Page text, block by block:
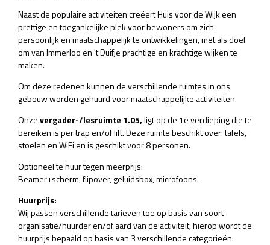
Naast de populaire activiteiten creëert Huis voor de Wijk een
prettige en toegankelijke plek voor bewoners om zich
persoonlijk en maatschappelijk te ontwikkelingen, met als doel
om van Immerloo en 't Duifje prachtige en krachtige wijken te
maken.
Om deze redenen kunnen de verschillende ruimtes in ons
gebouw worden gehuurd voor maatschappelijke activiteiten.
Onzevergader-/lesruimte 1.05,ligt op de 1e verdieping die te
bereiken is per trap en/of lift.Deze ruimte beschikt over: tafels,
stoelen en WiFi en is geschikt voor 8 personen.
Optioneel te huur tegen meerprijs:
Beamer+scherm, flipover, geluidsbox, microfoons.
Huurprijs:
Wij passen verschillende tarieven toe op basis van soort
organisatie/huurder en/of aard van de activiteit, hierop wordt de
huurprijs bepaald op basis van 3 verschillende categorieën: